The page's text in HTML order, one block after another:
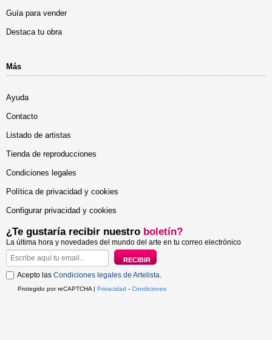
Guía para vender
Destaca tu obra
Más
Ayuda
Contacto
Listado de artistas
Tienda de reproducciones
Condiciones legales
Política de privacidad y cookies
Configurar privacidad y cookies
¿Te gustaría recibir nuestro boletín?
La última hora y novedades del mundo del arte en tu correo electrónico
Acepto las Condiciones legales de Artelista.
Protegido por reCAPTCHA | Privacidad - Condiciones